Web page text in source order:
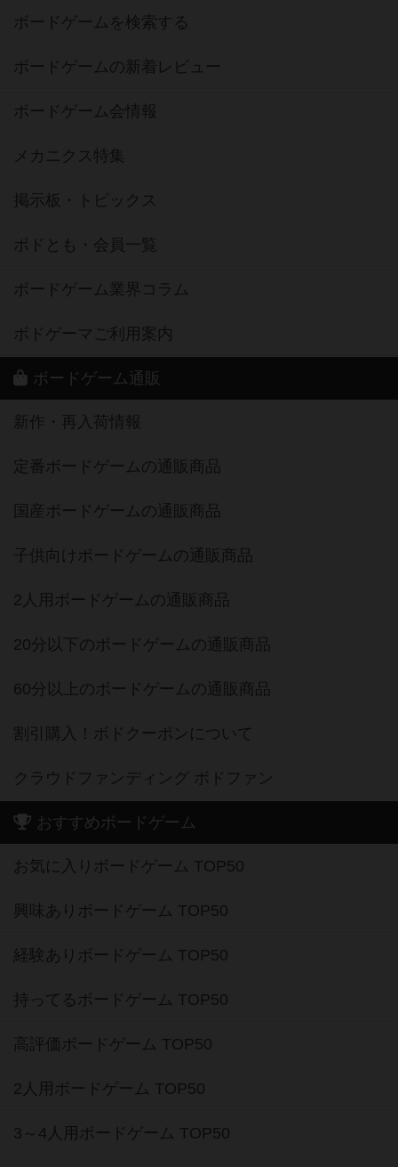
ボードゲームを検索する
ボードゲームの新着レビュー
ボードゲーム会情報
メカニクス特集
掲示板・トピックス
ボドとも・会員一覧
ボードゲーム業界コラム
ボドゲーマご利用案内
ボードゲーム通販
新作・再入荷情報
定番ボードゲームの通販商品
国産ボードゲームの通販商品
子供向けボードゲームの通販商品
2人用ボードゲームの通販商品
20分以下のボードゲームの通販商品
60分以上のボードゲームの通販商品
割引購入！ボドクーポンについて
クラウドファンディング ボドファン
おすすめボードゲーム
お気に入りボードゲーム TOP50
興味ありボードゲーム TOP50
経験ありボードゲーム TOP50
持ってるボードゲーム TOP50
高評価ボードゲーム TOP50
2人用ボードゲーム TOP50
3～4人用ボードゲーム TOP50